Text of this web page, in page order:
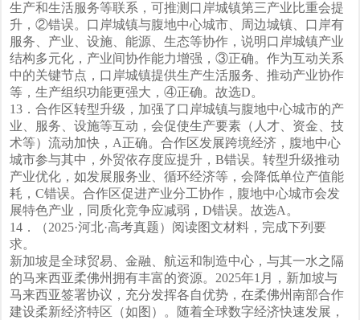
生产和生活服务等联系，可推测口岸城镇第三产业比重会提
升，②错误。口岸城镇与腹地中心城市、周边城镇、口岸有
服务、产业、设施、能源、生态等协作，说明口岸城镇产业
结构多元化，产业间协作能力增强，③正确。作为互动关系
中的关键节点，口岸城镇提供生产生活服务、推动产业协作
等，生产组织功能更强大，④正确。故选D。
13．合作区转型升级，加强了口岸城镇与腹地中心城市的产
业、服务、设施等互动，会促使生产要素（人才、资金、技
术等）流动加快，A正确。合作区发展跨境经济，腹地中心
城市参与其中，外贸依存度应提升，B错误。转型升级推动
产业优化，如发展服务业、循环经济等，会降低单位产值能
耗，C错误。合作区促进产业分工协作，腹地中心城市会发
展特色产业，同质化竞争应减弱，D错误。故选A。
14．（2025·河北·高考真题）阅读图文材料，完成下列要
求。
新加坡是全球贸易、金融、航运和制造中心，与其一水之隔
的马来西亚柔佛州拥有丰富的资源。2025年1月，新加坡与
马来西亚签署协议，充分发挥各自优势，在柔佛州南部合作
建设柔新经济特区（如图）。随着全球数字经济快速发展，